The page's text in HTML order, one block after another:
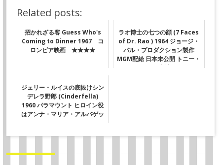
Related posts:
招かれざる客 Guess Who's
Coming to Dinner 1967 コ
ロンビア映画 ★★★★
ラオ博士の七つの顔 (7 Faces
of Dr. Rao ) 1964 ジョージ・
パル・プロダクション製作
MGM配給 日本未公開 トニー・
ランドール主演 ★★
ジェリー・ルイスの底抜けシン
デレラ野郎 (Cinderfella)
1960 パラマウント ヒロイン役
はアンナ・マリア・アルバゲッ